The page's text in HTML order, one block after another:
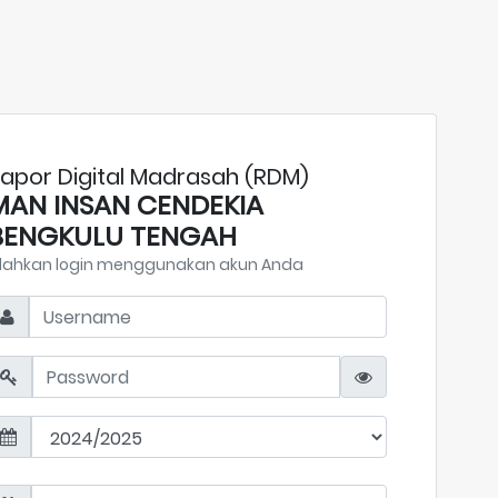
Digital Madrasah (RDM)
INSAN CENDEKIA
TENGAH
login menggunakan akun Anda